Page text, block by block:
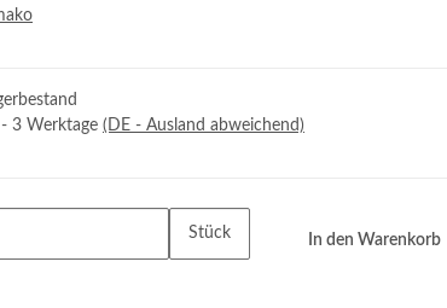
3 Werktage (DE - Ausland abweichend)
Stück In den Warenkorb